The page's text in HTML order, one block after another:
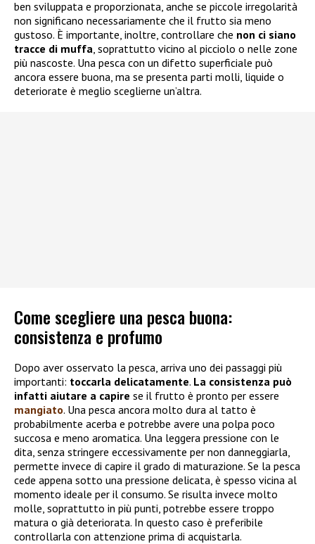
ben sviluppata e proporzionata, anche se piccole irregolarità
non significano necessariamente che il frutto sia meno
gustoso. È importante, inoltre, controllare che non ci siano
tracce di muffa, soprattutto vicino al picciolo o nelle zone
più nascoste. Una pesca con un difetto superficiale può
ancora essere buona, ma se presenta parti molli, liquide o
deteriorate è meglio sceglierne un’altra.
Come scegliere una pesca buona:
consistenza e profumo
Dopo aver osservato la pesca, arriva uno dei passaggi più
importanti: toccarla delicatamente. La consistenza può
infatti aiutare a capire se il frutto è pronto per essere
mangiato. Una pesca ancora molto dura al tatto è
probabilmente acerba e potrebbe avere una polpa poco
succosa e meno aromatica. Una leggera pressione con le
dita, senza stringere eccessivamente per non danneggiarla,
permette invece di capire il grado di maturazione. Se la pesca
cede appena sotto una pressione delicata, è spesso vicina al
momento ideale per il consumo. Se risulta invece molto
molle, soprattutto in più punti, potrebbe essere troppo
matura o già deteriorata. In questo caso è preferibile
controllarla con attenzione prima di acquistarla.